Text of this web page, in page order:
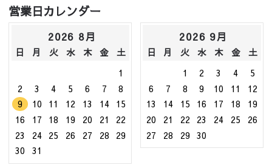
営業日カレンダー
2026 8月
日 月 火 水 木 金
土
1
2
3 4 5 6 7
8
9
10 11 12 13 14
15
16
17 18 19 20 21
22
23
24 25 26 27 28
29
30
31
2026 9月
日 月 火 水 木 金
土
1
2 3 4
5
6
7 8 9 10 11
12
13
14 15 16 17 18
19
20
21 22 23 24 25
26
27
28 29 30